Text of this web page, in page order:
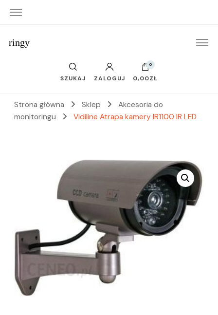
ringy
SZUKAJ ZALOGUJ
0
0,00ZŁ
Strona główna Sklep
Akcesoria do
monitoringu
Vidiline Atrapa kamery IR1100 IR LED